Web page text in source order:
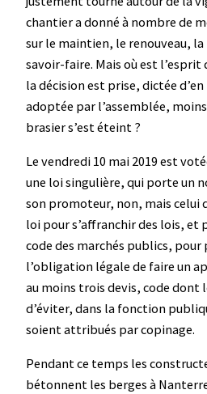
chantier a donné à nombre de
sur le maintien, le renouveau,
savoir-faire. Mais où est l’esprit
la décision est prise, dictée
adoptée par l’assemblée,
brasier s’est éteint ?
Le vendredi 10 mai 2019 est
une loi singulière, qui porte un
son promoteur, non, mais celui
loi pour s’affranchir des lois, et
code des marchés publics, pour
l’obligation légale de faire un
au moins trois devis, code dont
d’éviter, dans la fonction
soient attribués par copinage.
Pendant ce temps les
bétonnent les berges à